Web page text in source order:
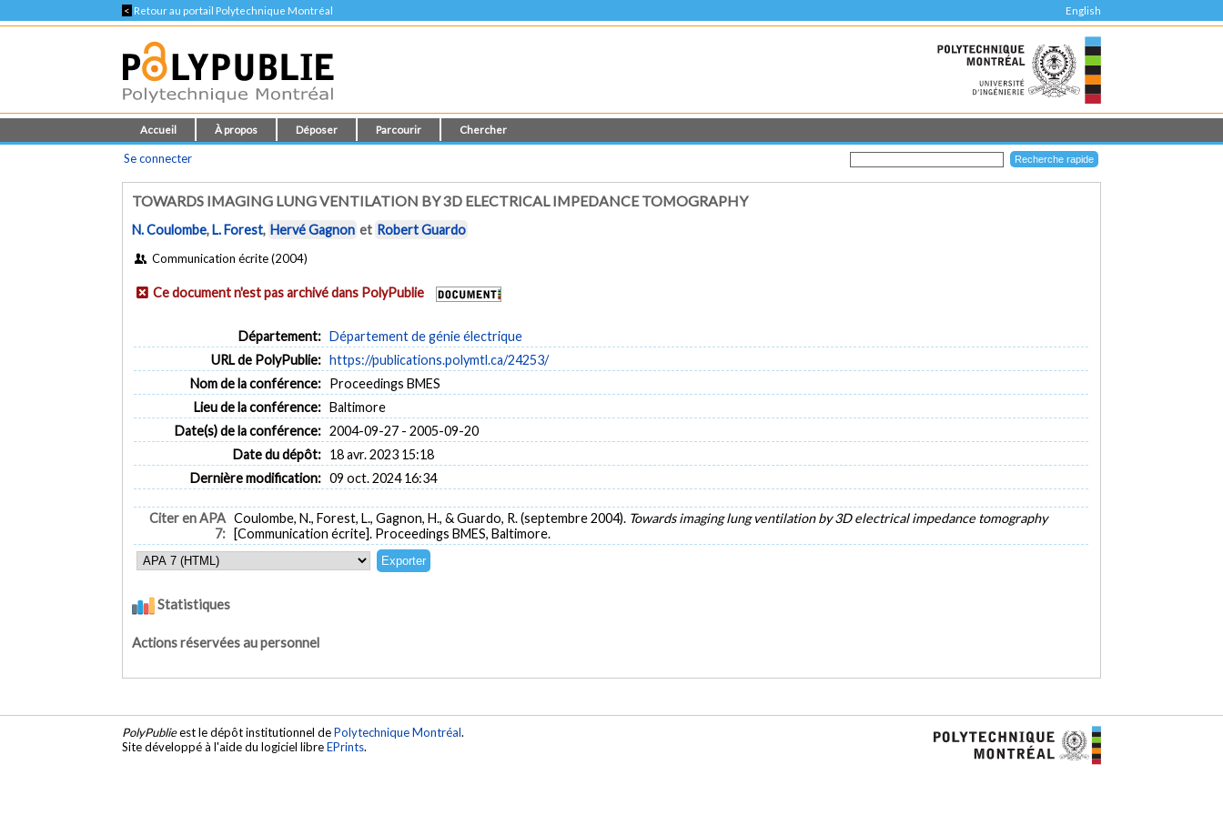
< Retour au portail Polytechnique Montréal English
Accueil À propos Déposer Parcourir Chercher
Se connecter
TOWARDS IMAGING LUNG VENTILATION BY 3D ELECTRICAL IMPEDANCE TOMOGRAPHY
N. Coulombe,L. Forest, Hervé Gagnon et Robert Guardo
Communication écrite (2004)
Ce document n'est pas archivé dans PolyPublie
Département: Département de génie électrique
URL de PolyPublie: https://publications.polymtl.ca/24253/
Nom de la conférence: Proceedings BMES
Lieu de la conférence: Baltimore
Date(s) de la conférence: 2004-09-27 - 2005-09-20
Date du dépôt: 18 avr. 2023 15:18
Dernière modification: 09 oct. 2024 16:34
Citer en APA
7:
Coulombe, N., Forest, L., Gagnon, H., & Guardo, R. (septembre 2004). Towards imaging lung ventilation by 3D electrical impedance tomography
[Communication écrite]. Proceedings BMES, Baltimore.
Statistiques
Actions réservées au personnel
PolyPublieest le dépôt institutionnel dePolytechnique Montréal.
Site développé à l'aide du logiciel libreEPrints.